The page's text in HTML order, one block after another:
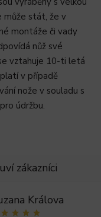
může stát, že v
montáže či vady
nůž své
vztahuje 10-ti letá
v případě
nože v souladu s
údržbu.
Králova